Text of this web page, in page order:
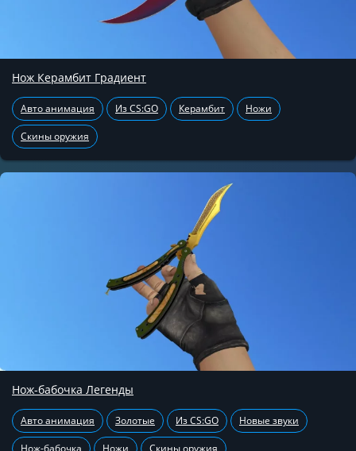
Нож Керамбит Градиент
Авто анимация Из CS:GO Керамбит Ножи
Скины оружия
Нож-бабочка Легенды
Авто анимация Золотые Из CS:GO Новые звуки
Нож-бабочка Ножи Скины оружия